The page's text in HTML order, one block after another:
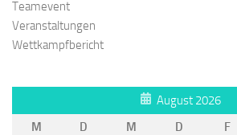
Teamevent
Veranstaltungen
Wettkampfbericht
August 2026
M
D M D F